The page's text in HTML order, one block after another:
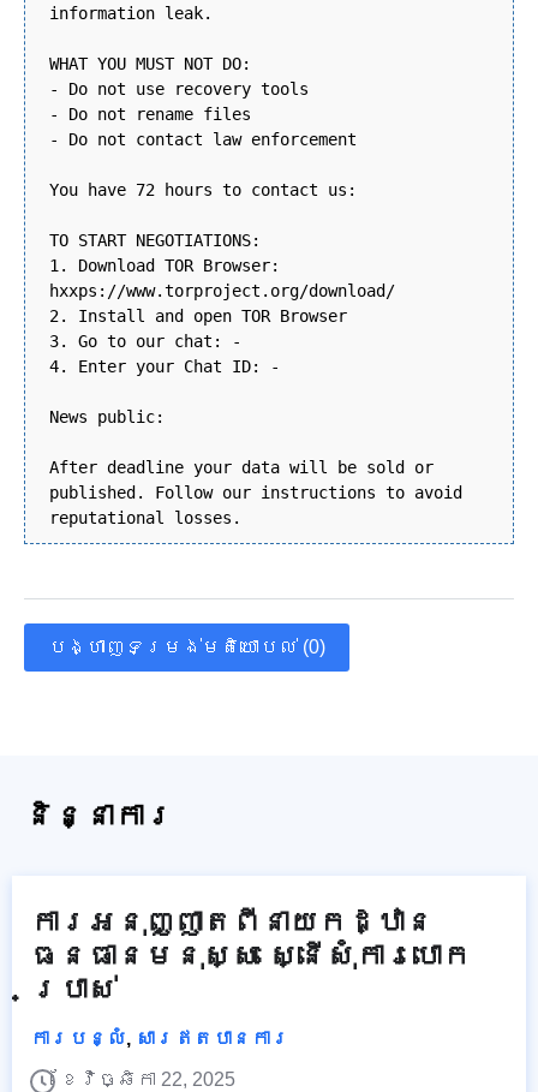
information leak.
WHAT YOU MUST NOT DO:
- Do not use recovery tools
- Do not rename files
- Do not contact law enforcement
You have 72 hours to contact us:
TO START NEGOTIATIONS:
1. Download TOR Browser:
hxxps://www.torproject.org/download/
2. Install and open TOR Browser
3. Go to our chat: -
4. Enter your Chat ID: -
News public:
After deadline your data will be sold or
published. Follow our instructions to avoid
reputational losses.
បង្ហាញទម្រង់មតិយោបល់ (0)
និន្នាការ
ការអនុញ្ញាតពីនាយកដ្ឋាន
ធនធានមនុស្ស ស្នើសុំការបោក
ប្រាស់
ការបន្លំ, សារឥតបានការ
ខែវិច្ឆិកា 22, 2025